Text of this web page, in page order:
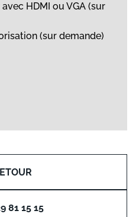
HDMI ou VGA (sur
(sur demande)
81 15 15